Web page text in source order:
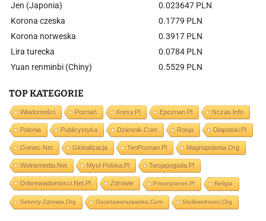
Jen (Japonia)
0.023647 PLN
Korona czeska
0.1779 PLN
Korona norweska
0.3917 PLN
Lira turecka
0.0784 PLN
Yuan renminbi (Chiny)
0.5529 PLN
TOP KATEGORIE
Wiadomości Poznań Kresy.pl Epoznan.pl Nczas.info
Polonia Publicystyka Dziennik.com Rosja Dlapolski.pl
Goniec.net Globalizacja TenPoznan.pl Magnapolonia.org
Wolnemedia.net Mysl-Polska.pl Twojapogoda.pl
Dobrewiadomosci.net.pl Zdrowie Prisonplanet.pl Religia
Sekrety-Zdrowia.org Gazetawarszawska.com Stolikwolnosci.org